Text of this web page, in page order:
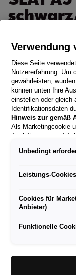
€11,90
inkl. MwSt. zzgl.
Versand nur
Größe:
Derzeit nicht verfügbar
Verwendung
Diese Seite
Nutzererfahrung. Um
gewährleisten,
können unten Ihre
einstellen oder gleich
Identifikationsdaten
Hinweis zur gemäß
Als Marketingcookie
Analytics verwendet.
die USA
gleichwertiges
Betroffener in den
USA keine
Sicherheitsbehörden
Eingriffe in Ihre
Art 49 Abs 1 lit a)
Unbedingt
Leistungs-
Cookies für
Anbieter)
Funktionelle